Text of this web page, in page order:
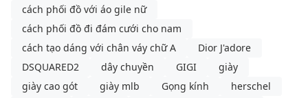
cách phối đồ với áo gile nữ
cách phối đồ đi đám cưới cho nam
cách tạo dáng với chân váy chữ A
Dior J'adore
DSQUARED2
dây chuyền GIGI
giày
giày cao gót
giày mlb Gọng kính
herschel